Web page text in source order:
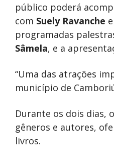
público poderá
com Suely Ravanche
programadas
Sâmela, e a
“Uma das atrações
município de
Durante os dois dias,
gêneros e autores,
livros.